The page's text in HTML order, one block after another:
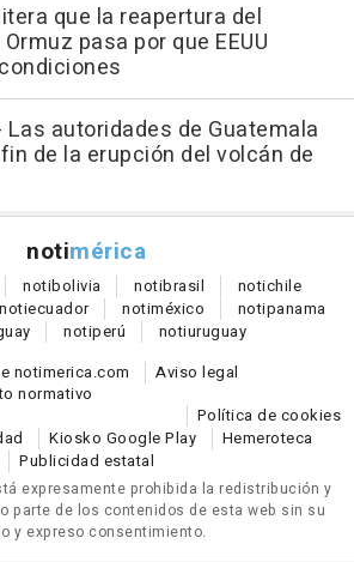
que la reapertura del
pasa por que EEUU
Las autoridades de Guatemala
de la erupción del volcán de
notimérica
notibolivia notibrasil notichile
notiecuador notiméxico notipanama
notiperú notiuruguay
notimerica.com
Aviso legal
normativo
Política de cookies
Kiosko Google Play
Hemeroteca
Publicidad estatal
expresamente prohibida la redistribución y
parte de los contenidos de esta web sin su
y expreso consentimiento.